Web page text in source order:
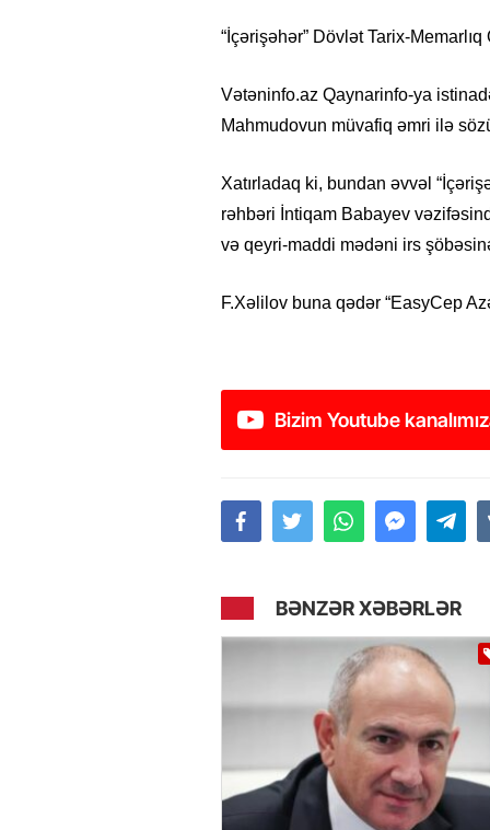
“İçərişəhər” Dövlət Tarix-
Vətəninfo.az Qaynarinfo-ya
Mahmudovun müvafiq əmri ilə
Xatırladaq ki, bundan əvvəl
rəhbəri İntiqam Babayev
və qeyri-maddi mədəni irs
F.Xəlilov buna qədər “EasyCep
Bizim Youtube
BƏNZƏR XƏBƏRLƏR